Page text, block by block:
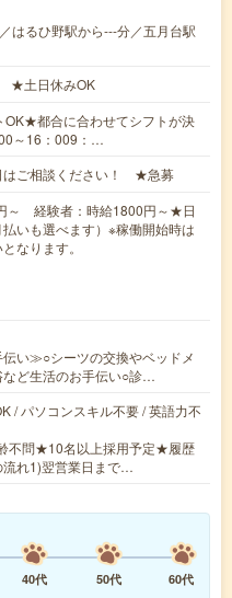
はるひ野駅から---分／五月台駅
★土日休みOK
都合に合わせてシフトが決
～16：009：…
はご相談ください！ ★急募
～ 経験者：時給1800円～★日
いも選べます）※稼働開始時は
なります。
い≫○シーツの交換やベッドメ
など生活のお手伝い○診…
/ パソコンスキル不要 / 英語力不
不問★10名以上採用予定★履歴
れ1)翌営業日まで…
40代 50代
60代